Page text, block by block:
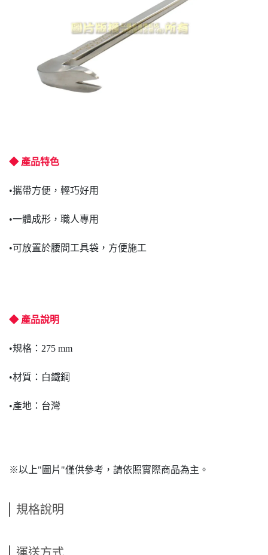
◆ 產品特色
•攜帶方便，輕巧好用
•一體成形，職人專用
•可放置於腰間工具袋，方便施工
◆ 產品說明
•規格：275 mm
•材質：白鐵鋼
•產地：台灣
※以上"圖片"僅供參考，請依照實際商品為主。
規格說明